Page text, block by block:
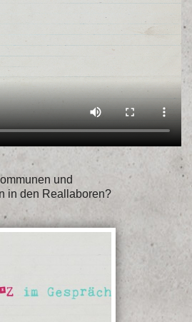
und
in den Reallaboren?